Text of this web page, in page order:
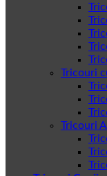
Tricouri
Tricouri